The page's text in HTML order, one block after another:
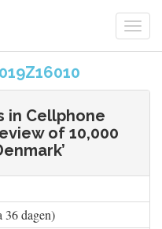
in Cellphone
of 10,000
36 dagen)